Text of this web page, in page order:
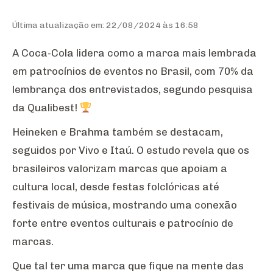
Última atualização em: 22/08/2024 às 16:58
A Coca-Cola lidera como a marca mais lembrada
em patrocínios de eventos no Brasil, com 70% da
lembrança dos entrevistados, segundo pesquisa
da Qualibest!
Heineken e Brahma também se destacam,
seguidos por Vivo e Itaú. O estudo revela que os
brasileiros valorizam marcas que apoiam a
cultura local, desde festas folclóricas até
festivais de música, mostrando uma conexão
forte entre eventos culturais e patrocínio de
marcas.
Que tal ter uma marca que fique na mente das